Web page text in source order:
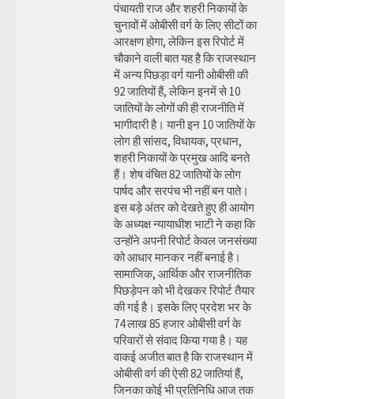
पंचायती राज और शहरी निकायों के
चुनावों में ओबीसी वर्ग के लिए सीटों का
आरक्षण होगा, लेकिन इस रिपोर्ट में
चौकाने वाली बात यह है कि राजस्थान
में अन्य पिछड़ा वर्ग यानी ओबीसी की
92 जातियों हैं, लेकिन इनमें से 10
जातियों के लोगों की ही राजनीति में
भागीदारी है। यानी इन 10 जातियों के
लोग ही सांसद, विधायक, प्रधान,
शहरी निकायों के प्रमुख आदि बनते
हैं। शेष वंचित 82 जातियों के लोग
पार्षद और सरपंच भी नहीं बन पाते।
इस बड़े अंतर को देखते हुए ही आयोग
के अध्यक्ष न्यायाधीश भाटी ने कहा कि
उन्होंने अपनी रिपोर्ट केवल जनसंख्या
को आधार मानकर नहीं बनाई है।
सामाजिक, आर्थिक और राजनीतिक
पिछड़ेपन को भी देखकर रिपोर्ट तैयार
की गई है। इसके लिए प्रदेश भर के
74 लाख 85 हजार ओबीसी वर्ग के
परिवारों से संवाद किया गया है। यह
वाकई अजीत बात है कि राजस्थान में
ओबीसी वर्ग की ऐसी 82 जातियां हैं,
जिनका कोई भी प्रतिनिधि आज तक